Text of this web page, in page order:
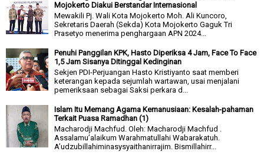
Mojokerto Diakui Berstandar Internasional
Mewakili Pj. Wali Kota Mojokerto Moh. Ali Kuncoro,
Sekretaris Daerah (Sekda) Kota Mojokerto Gaguk Tri
Prasetyo menerima penghargaan APN 2024...
Penuhi Panggilan KPK, Hasto Diperiksa 4 Jam, Face To Face
1,5 Jam Sisanya Ditinggal Kedinginan
Sekjen PDI-Perjuangan Hasto Kristiyanto saat memberi
keterangan kepada sejumlah wartawan, usai menjalani
pemeriksaan sebagai Saksi perkara d...
Islam Itu Memang Agama Kemanusiaan: Kesalah-pahaman
Terkait Puasa Ramadhan (1)
Macharodji Machfud. Oleh: Macharodji Machfud .
Assalamu’alaikum Warahmatullahi Wabarakatuh.
A’udzubillahiminasysyaithanirrajim. Bismillahirr...